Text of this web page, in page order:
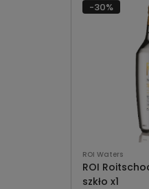
ROI Waters
ROI
szkło x1
-30%